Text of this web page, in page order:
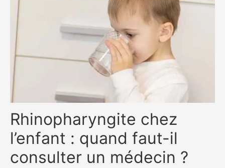
Rhinopharyngite chez
l’enfant : quand faut-il
consulter un médecin ?